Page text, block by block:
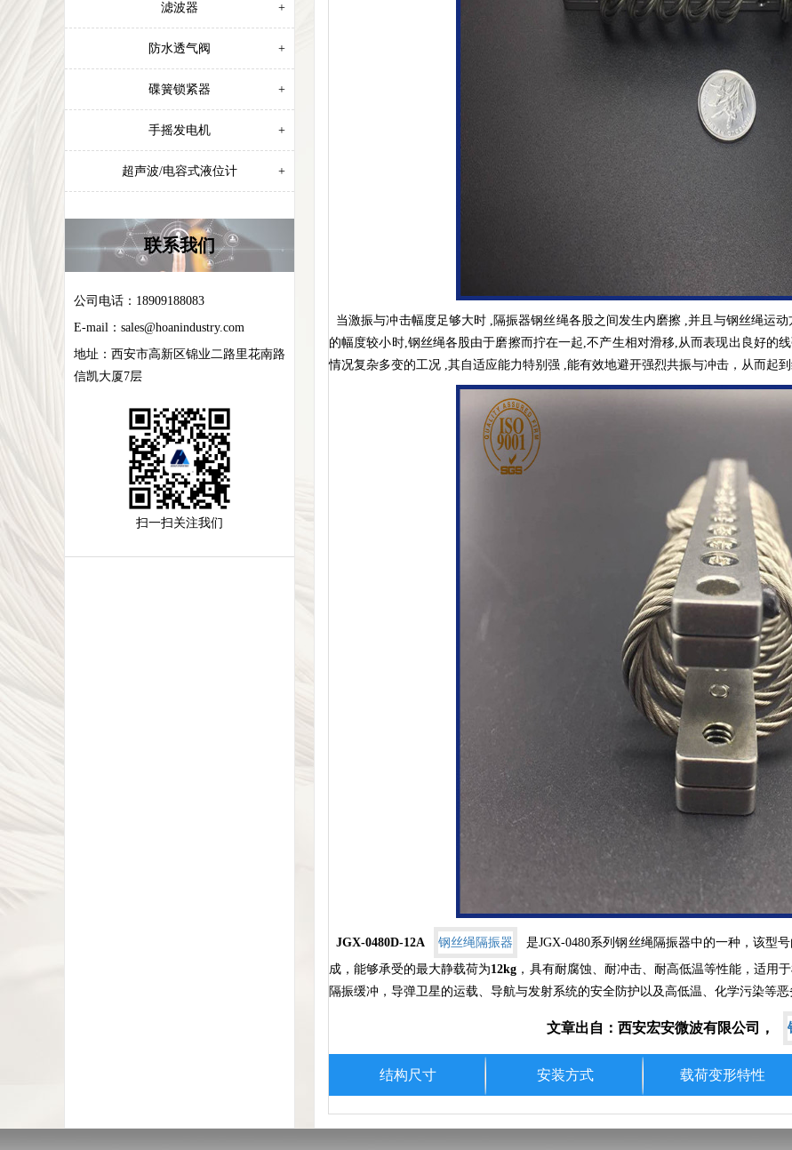
滤波器 +
防水透气阀 +
碟簧锁紧器 +
手摇发电机 +
超声波/电容式液位计 +
联系我们
公司电话：18909188083
E-mail： sales@hoanindustry.com
地址： 西安市高新区锦业二路里花南路
信凯大厦7层
扫一扫关注我们
当激振与冲击幅度足够大时 ,隔振器钢丝绳各股之间发生内磨擦 ,并且与钢丝绳运
的幅度较小时,钢丝绳各股由于磨擦而拧在一起,不产生相对滑移,从而表现出良好的
情况复杂多变的工况 ,其自适应能力特别强 ,能有效地避开强烈共振与冲击，从而起到
JGX-0480D-12A 钢丝绳隔振器 是JGX-0480系列钢丝绳隔振器中的一种，该型
成，能够承受的最大静载荷为12kg ，具有耐腐蚀、耐冲击、耐高低温等性能，适用
隔振缓冲，导弹卫星的运载、导航与发射系统的安全防护以及高低温、化学污染等
文章出自：西安宏安微波有限公司，
结构尺寸 安装方式 载荷变形特性